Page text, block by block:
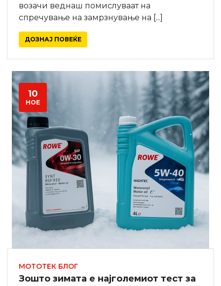
возачи веднаш помислуваат на
спречување на замрзнување на [...]
ДОЗНАЈ ПОВЕЌЕ
10
НОЕ
МОТОТЕК БЛОГ
Зошто зимата е најголемиот тест за